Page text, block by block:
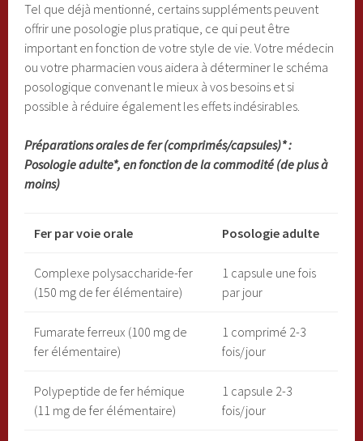
Tel que déjà mentionné, certains suppléments peuvent
offrir une posologie plus pratique, ce qui peut être
important en fonction de votre style de vie. Votre médecin
ou votre pharmacien vous aidera à déterminer le schéma
posologique convenant le mieux à vos besoins et si
possible à réduire également les effets indésirables.
Préparations orales de fer (comprimés/capsules)* :
Posologie adulte*, en fonction de la commodité (de plus à
moins)
Fer par voie orale Posologie adulte
Complexe polysaccharide-fer
(150 mg de fer élémentaire)
1 capsule une fois
par jour
Fumarate ferreux (100 mg de
fer élémentaire)
1 comprimé 2-3
fois/jour
Polypeptide de fer hémique
(11 mg de fer élémentaire)
1 capsule 2-3
fois/jour